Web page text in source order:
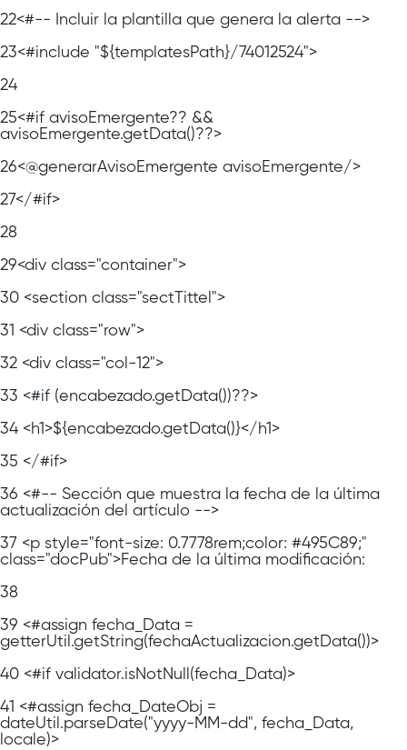
22<#-- Incluir la plantilla que genera la alerta -->
23<#include "${templatesPath}/74012524">
24
25<#if avisoEmergente?? &&
avisoEmergente.getData()??>
26<@generarAvisoEmergente avisoEmergente/>
27</#if>
28
29<div class="container">
30 <section class="sectTittel">
31 <div class="row">
32 <div class="col-12">
33 <#if (encabezado.getData())??>
34 <h1>${encabezado.getData()}</h1>
35 </#if>
36 <#-- Sección que muestra la fecha de la última
actualización del artículo -->
37 <p style="font-size: 0.7778rem;color: #495C89;"
class="docPub">Fecha de la última modificación:
38
39 <#assign fecha_Data =
getterUtil.getString(fechaActualizacion.getData())>
40 <#if validator.isNotNull(fecha_Data)>
41 <#assign fecha_DateObj =
dateUtil.parseDate("yyyy-MM-dd", fecha_Data,
locale)>